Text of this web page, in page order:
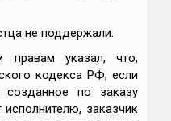
не поддержали.
правам указал, что,
кодекса РФ, если
созданное по заказу
заказчик